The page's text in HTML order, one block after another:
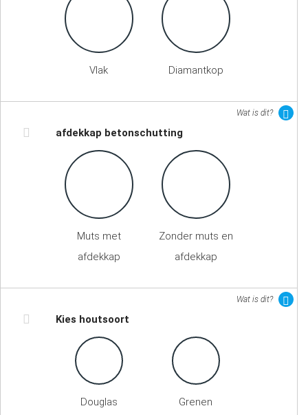
Vlak Diamantkop
Wat is dit?
afdekkap betonschutting
Muts met
afdekkap
Zonder muts en
afdekkap
Wat is dit?
Kies houtsoort
Douglas
Grenen